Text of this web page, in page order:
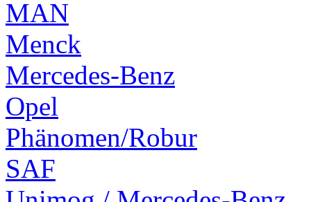
MAN
Menck
Mercedes-Benz
Opel
Phänomen/Robur
SAF